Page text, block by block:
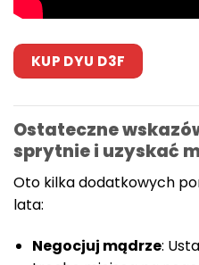
KUP DYU D3F
Ostateczne
sprytnie i uzyskać
Oto kilka dodatkowych
lata:
Negocjuj mądrze: